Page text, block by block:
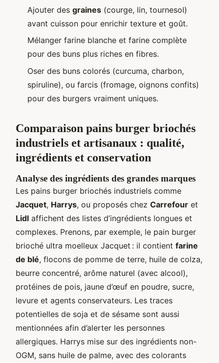
Ajouter des graines (courge, lin, tournesol)
avant cuisson pour enrichir texture et goût.
Mélanger farine blanche et farine complète
pour des buns plus riches en fibres.
Oser des buns colorés (curcuma, charbon,
spiruline), ou farcis (fromage, oignons confits)
pour des burgers vraiment uniques.
Comparaison pains burger briochés
industriels et artisanaux : qualité,
ingrédients et conservation
Analyse des ingrédients des grandes marques
Les pains burger briochés industriels comme
Jacquet, Harrys, ou proposés chez Carrefour et
Lidl affichent des listes d’ingrédients longues et
complexes. Prenons, par exemple, le pain burger
brioché ultra moelleux Jacquet : il contient farine
de blé, flocons de pomme de terre, huile de colza,
beurre concentré, arôme naturel (avec alcool),
protéines de pois, jaune d’œuf en poudre, sucre,
levure et agents conservateurs. Les traces
potentielles de soja et de sésame sont aussi
mentionnées afin d’alerter les personnes
allergiques. Harrys mise sur des ingrédients non-
OGM, sans huile de palme, avec des colorants